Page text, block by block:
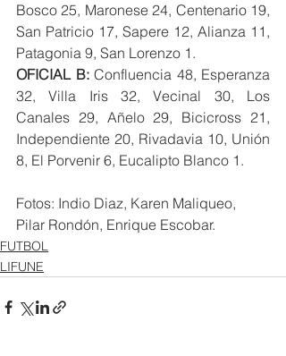
Bosco 25, Maronese 24, Centenario 19,
San Patricio 17, Sapere 12, Alianza 11,
Patagonia 9, San Lorenzo 1.
OFICIAL B: Confluencia 48, Esperanza
32, Villa Iris 32, Vecinal 30, Los
Canales 29, Añelo 29, Bicicross 21,
Independiente 20, Rivadavia 10, Unión
8, El Porvenir 6, Eucalipto Blanco 1.
Fotos: Indio Diaz, Karen Maliqueo,
Pilar Rondón, Enrique Escobar.
FUTBOL
LIFUNE